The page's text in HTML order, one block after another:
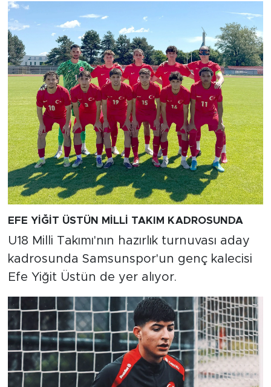
EFE YİĞİT ÜSTÜN MİLLİ TAKIM KADROSUNDA
U18 Milli Takımı'nın hazırlık turnuvası aday
kadrosunda Samsunspor'un genç kalecisi
Efe Yiğit Üstün de yer alıyor.